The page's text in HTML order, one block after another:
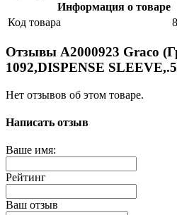
Информация о товаре
Код товара
Отзывы A2000923 Graco
1092,DISPENSE
Нет отзывов об этом товаре.
Написать отзыв
Ваше имя:
Рейтинг
Ваш отзыв